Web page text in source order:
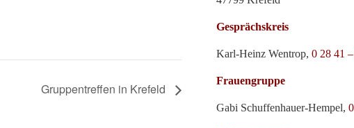
Gruppentreffen in Krefeld
Gesprächskreis
Karl-Heinz Wentrop,0 28 41
Frauengruppe
Gabi Schuffenhauer-Hempel,